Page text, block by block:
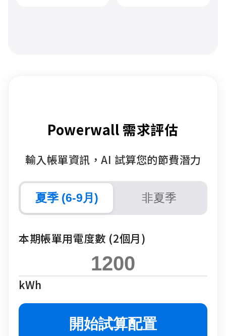
Powerwall 需求評估
輸入帳單資訊，AI 試算您的節費潛力
夏季 (6-9月) 非夏季
本期帳單用電度數 (2個月)
kWh
開始試算配置